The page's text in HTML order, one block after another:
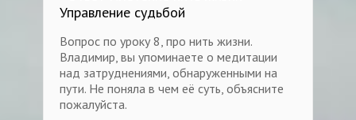
Управление судьбой
Вопрос по уроку 8, про нить жизни.
Владимир, вы упоминаете о медитации
над затруднениями, обнаруженными на
пути. Не поняла в чем её суть, объясните
пожалуйста.